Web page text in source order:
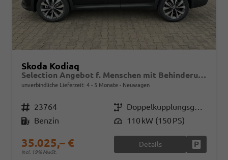
Skoda Kodiaq
Selection Angebot f. Menschen mit Behinderung 100%! 1.5 TSI Mild-Hybrid 150PS DSG, 17" Alu, Parksensoren v/h, Rückfahrkamera, 3-Zonen-Climatronic, SunSet, Sitzheizung, Side Assist, Fernlicht-Assist, Tempomat, Infotainment 10" + Smartlink, Virtual Cockpit, Tempo
unverbindliche Lieferzeit: 4 - 5 Monate Neuwagen
Fahrzeugnr. 23764 Getriebe
Doppelkupplungsgetriebe (DSG)
Kraftstoff Benzin Leistung 110 kW (150 PS)
35.025,– €
incl. 19% MwSt.
Details